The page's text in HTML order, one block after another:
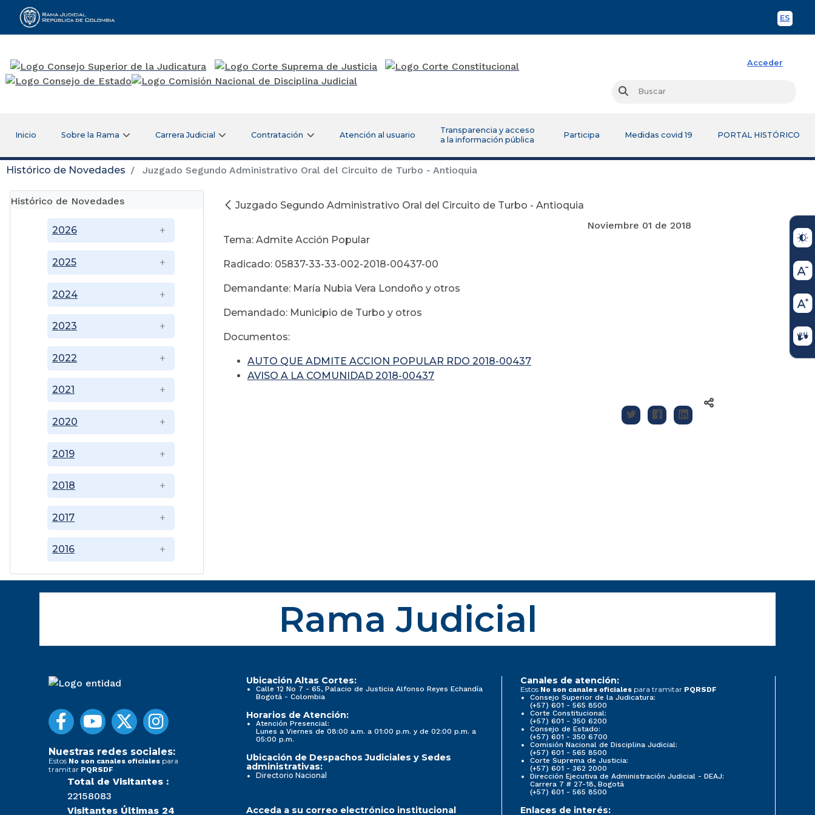
ES
Rama Judicial
Acceder
Buscar
Inicio Sobre la Rama Carrera Judicial Contratación Atención al usuario
Transparencia y acceso
a la información pública
Participa Medidas covid 19 PORTAL HISTÓRICO
Histórico de Novedades Juzgado Segundo Administrativo Oral del Circuito de Turbo - Antioquia
Histórico de Novedades
2016
2017
2018
2019
2020
2021
2022
2023
2024
2025
2026
Juzgado Segundo Administrativo Oral del Circuito de Turbo - Antioquia
Noviembre 01 de 2018
Tema: Admite Acción Popular
Radicado: 05837-33-33-002-2018-00437-00
Demandante: María Nubia Vera Londoño y otros
Demandado: Municipio de Turbo y otros
Documentos:
AUTO QUE ADMITE ACCION POPULAR RDO 2018-00437
AVISO A LA COMUNIDAD 2018-00437
Rama Judicial
Nuestras redes sociales:
Estos No son canales oficiales para
tramitar PQRSDF
Total de Visitantes :
22158083
Visitantes Últimas 24
Ubicación Altas Cortes:
Calle 12 No 7 - 65, Palacio de Justicia Alfonso Reyes Echandía
Bogotá - Colombia
Horarios de Atención:
Atención Presencial:
Lunes a Viernes de 08:00 a.m. a 01:00 p.m. y de 02:00 p.m. a
05:00 p.m.
Ubicación de Despachos Judiciales y Sedes
administrativas:
Directorio Nacional
Canales de atención:
Estos No son canales oficiales para tramitar PQRSDF
Consejo Superior de la Judicatura:
(+57) 601 - 565 8500
Corte Constitucional:
(+57) 601 - 350 6200
Consejo de Estado:
(+57) 601 - 350 6700
Comisión Nacional de Disciplina Judicial:
(+57) 601 - 565 8500
Corte Suprema de Justicia:
(+57) 601 - 362 2000
Dirección Ejecutiva de Administración Judicial - DEAJ:
Carrera 7 # 27-18, Bogotá
(+57) 601 - 565 8500
Acceda a su correo electrónico institucional Enlaces de interés: